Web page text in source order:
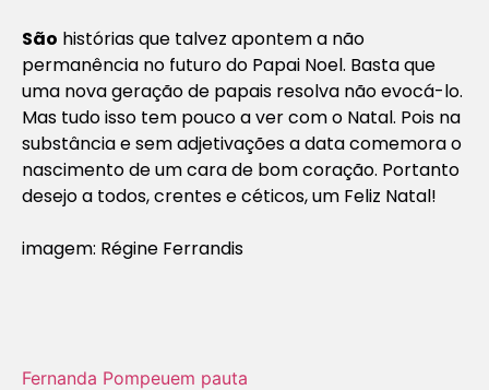
São histórias que talvez apontem a não
permanência no futuro do Papai Noel. Basta que
uma nova geração de papais resolva não evocá-lo.
Mas tudo isso tem pouco a ver com o Natal. Pois na
substância e sem adjetivações a data comemora o
nascimento de um cara de bom coração. Portanto
desejo a todos, crentes e céticos, um Feliz Natal!
imagem: Régine Ferrandis
Fernanda Pompeuem pauta